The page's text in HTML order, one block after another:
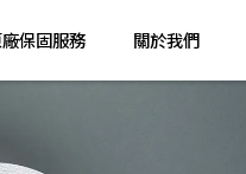
保固服務 關於我們